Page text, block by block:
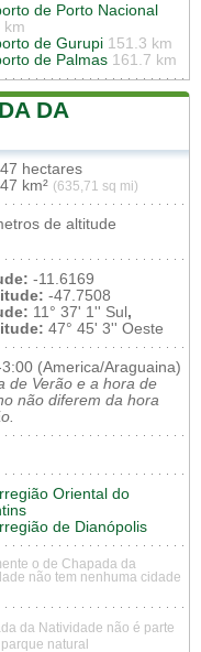
de Porto Nacional
km
de Gurupi 151.3 km
de Palmas 161.7 km
DA
hectares
km² (635,71 sq mi)
de altitude
-11.6169
-47.7508
11° 37' 1'' Sul,
47° 45' 3'' Oeste
(America/Araguaina)
de Verão e a hora de
não diferem da hora
Oriental do
de Dianópolis
o de Chapada da
não tem nenhuma cidade
da Natividade não é parte
natural